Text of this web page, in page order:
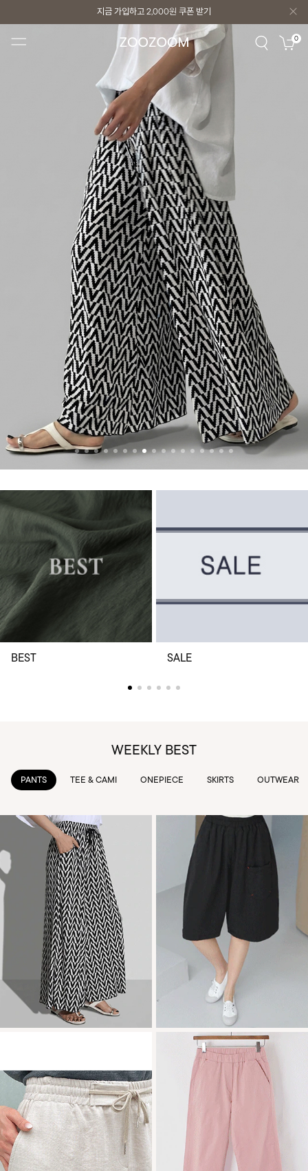
지금 가입하고 2,000원 쿠폰 받기
지금 가입하고 2,000원쿠폰 받기 0
BEST SALE
WEEKLY BEST
TEE & CAMI ONEPIECE SKIRTS OUTWEAR KNIT &